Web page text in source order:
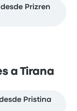
Prizren
a Tirana
Pristina